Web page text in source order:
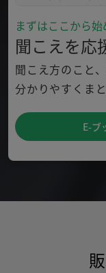
まずはここから
聞こえを応
聞こえ方のこと
分かりやすくま
E-ブ